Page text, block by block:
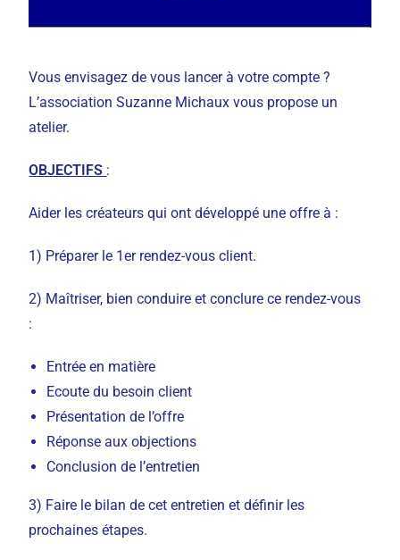
Vous envisagez de vous lancer à votre compte ?
L’association Suzanne Michaux vous propose un
atelier.
OBJECTIFS :
Aider les créateurs qui ont développé une offre à :
1) Préparer le 1er rendez-vous client.
2) Maîtriser, bien conduire et conclure ce rendez-vous
:
Entrée en matière
Ecoute du besoin client
Présentation de l’offre
Réponse aux objections
Conclusion de l’entretien
3) Faire le bilan de cet entretien et définir les
prochaines étapes.